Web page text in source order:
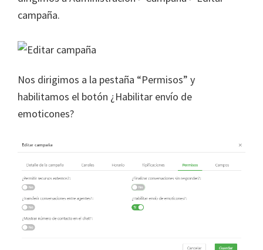
campaña.
Nos dirigimos a la pestaña “Permisos” y
habilitamos el botón ¿Habilitar envío de
emoticones?